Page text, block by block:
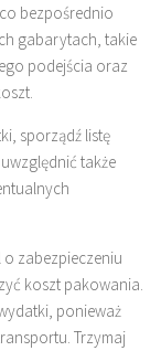
bezpośrednio
gabarytach, takie
podejścia oraz
sporządź listę
także
zabezpieczeniu
koszt pakowania.
ponieważ
Trzymaj